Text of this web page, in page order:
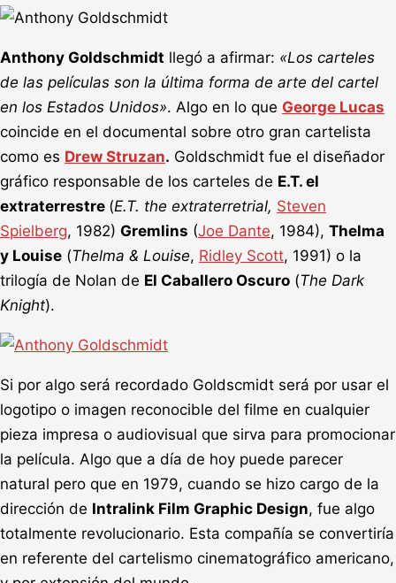
Anthony Goldschmidt llegó a afirmar: «Los carteles
de las películas son la última forma de arte del cartel
en los Estados Unidos». Algo en lo que George Lucas
coincide en el documental sobre otro gran cartelista
como es Drew Struzan. Goldschmidt fue el diseñador
gráfico responsable de los carteles de E.T. el
extraterrestre (E.T. the extraterretrial, Steven
Spielberg, 1982) Gremlins (Joe Dante, 1984), Thelma
y Louise (Thelma & Louise, Ridley Scott, 1991) o la
trilogía de Nolan de El Caballero Oscuro (The Dark
Knight).
Si por algo será recordado Goldscmidt será por usar el
logotipo o imagen reconocible del filme en cualquier
pieza impresa o audiovisual que sirva para promocionar
la película. Algo que a día de hoy puede parecer
natural pero que en 1979, cuando se hizo cargo de la
dirección de Intralink Film Graphic Design, fue algo
totalmente revolucionario. Esta compañía se convertiría
en referente del cartelismo cinematográfico americano,